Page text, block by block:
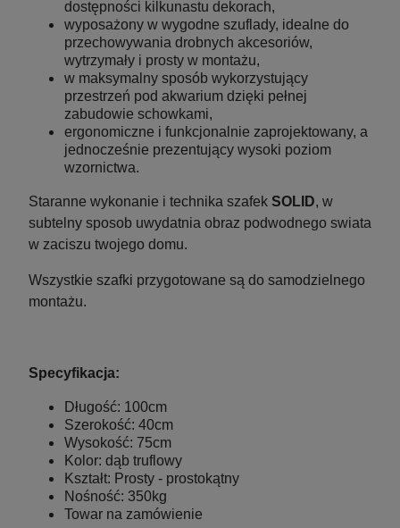
powiadom o dostępności
Szafka pod Akwarium Proste Elitte 200x60x90
Czarny-Biały
dostępności kilkunastu dekorach,
wyposażony w wygodne szuflady, idealne do
przechowywania drobnych akcesoriów,
wytrzymały i prosty w montażu,
w maksymalny sposób wykorzystujący
przestrzeń pod akwarium dzięki pełnej
zabudowie schowkami,
ergonomiczne i funkcjonalnie zaprojektowany, a
jednocześnie prezentujący wysoki poziom
wzornictwa.
Staranne wykonanie i technika szafek SOLID, w
subtelny sposob uwydatnia obraz podwodnego swiata
w zaciszu twojego domu.
Wszystkie szafki przygotowane są do samodzielnego
montażu.
Specyfikacja:
Długość: 100cm
Szerokość: 40cm
Wysokość: 75cm
Kolor: dąb truflowy
Kształt: Prosty - prostokątny
Nośność: 350kg
Towar na zamówienie